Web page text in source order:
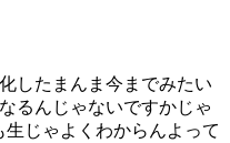
したまんま今までみたい
るんじゃないですかじゃ
じゃよくわからんよって